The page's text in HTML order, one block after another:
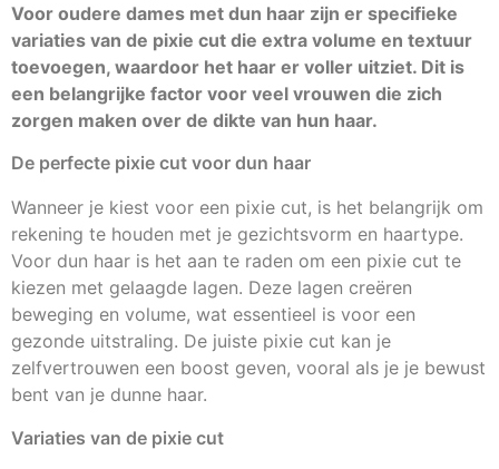
Voor oudere dames met dun haar zijn er specifieke
variaties van de pixie cut die extra volume en textuur
toevoegen, waardoor het haar er voller uitziet. Dit is
een belangrijke factor voor veel vrouwen die zich
zorgen maken over de dikte van hun haar.
De perfecte pixie cut voor dun haar
Wanneer je kiest voor een pixie cut, is het belangrijk om
rekening te houden met je gezichtsvorm en haartype.
Voor dun haar is het aan te raden om een pixie cut te
kiezen met gelaagde lagen. Deze lagen creëren
beweging en volume, wat essentieel is voor een
gezonde uitstraling. De juiste pixie cut kan je
zelfvertrouwen een boost geven, vooral als je je bewust
bent van je dunne haar.
Variaties van de pixie cut